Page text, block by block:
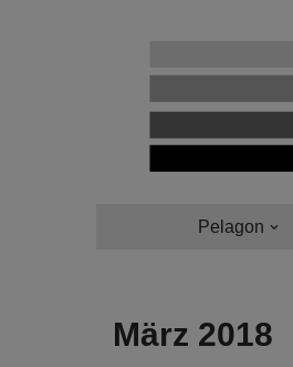
Pelagon
März 2018